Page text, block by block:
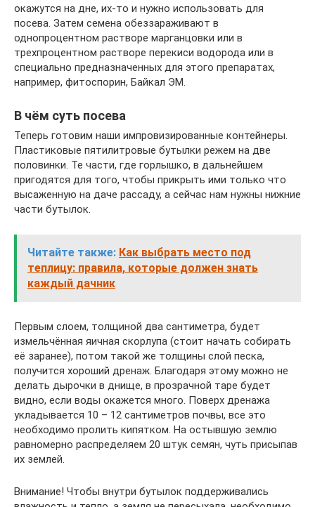
окажутся на дне, их-то и нужно использовать для
посева. Затем семена обеззараживают в
однопроцентном растворе марганцовки или в
трехпроцентном растворе перекиси водорода или в
специально предназначенных для этого препаратах,
например, фитоспорин, Байкал ЭМ.
В чём суть посева
Теперь готовим наши импровизированные контейнеры.
Пластиковые пятилитровые бутылки режем на две
половинки. Те части, где горлышко, в дальнейшем
пригодятся для того, чтобы прикрыть ими только что
высаженную на даче рассаду, а сейчас нам нужны нижние
части бутылок.
Читайте также: Как выбрать место под
теплицу: правила, которые должен знать
каждый дачник
Первым слоем, толщиной два сантиметра, будет
измельчённая яичная скорлупа (стоит начать собирать
её заранее), потом такой же толщины слой песка,
получится хороший дренаж. Благодаря этому можно не
делать дырочки в днище, в прозрачной таре будет
видно, если воды окажется много. Поверх дренажа
укладывается 10 – 12 сантиметров почвы, все это
необходимо пролить кипятком. На остывшую землю
равномерно распределяем 20 штук семян, чуть присыпав
их землей.
Внимание! Чтобы внутри бутылок поддерживались